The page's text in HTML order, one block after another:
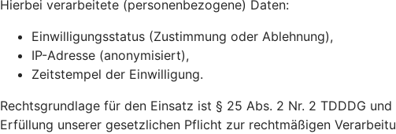
Hierbei verarbeitete (personenbezogene) Daten:
Einwilligungsstatus (Zustimmung oder Ablehnung),
IP-Adresse (anonymisiert),
Zeitstempel der Einwilligung.
Rechtsgrundlage für den Einsatz ist § 25 Abs. 2 Nr. 2 TDDDG
Erfüllung unserer gesetzlichen Pflicht zur rechtmäßigen